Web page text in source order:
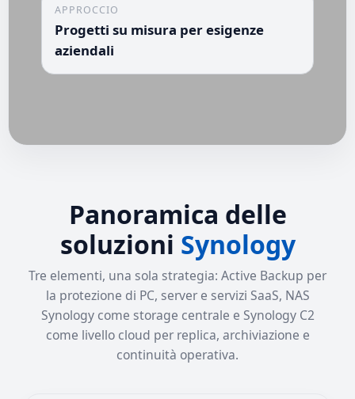
APPROCCIO
Progetti su misura per esigenze
aziendali
Panoramica delle
soluzioni Synology
Tre elementi, una sola strategia: Active Backup per
la protezione di PC, server e servizi SaaS, NAS
Synology come storage centrale e Synology C2
come livello cloud per replica, archiviazione e
continuità operativa.